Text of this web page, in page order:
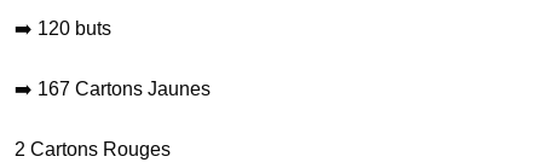
➡️ 120 buts
➡️ 167 Cartons Jaunes
2 Cartons Rouges